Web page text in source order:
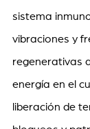
sistema
vibraciones y
regenerativas
energía en el
liberación de